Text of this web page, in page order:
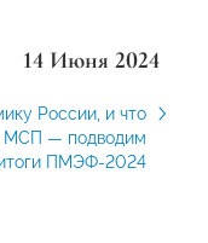
14 Июня 2024
России, и что
МСП — подводим
ПМЭФ-2024